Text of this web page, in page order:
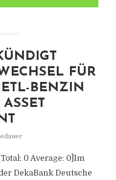
FÜR
BENZIN
0 Average: 0]Im
DekaBank Deutsche